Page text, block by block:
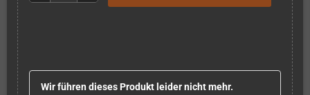
Wir führen dieses Produkt leider nicht mehr.